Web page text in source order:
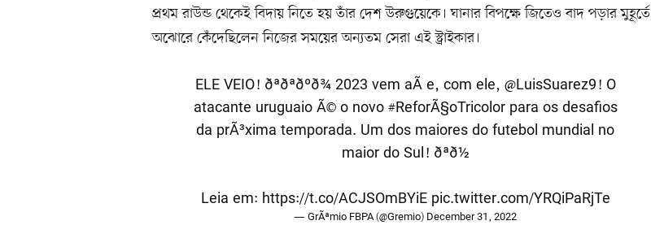
প্রথম রাউন্ড থেকেই বিদায় নিতে হয় তাঁর দেশ উরুগুয়েকে। ঘানার বিপক্ষে জিতেও বাদ পড়ার মুহূর্তে
অঝোরে কেঁদেছিলেন নিজের সময়ের অন্যতম সেরা এই স্ট্রাইকার।
ELE VEIO! ðªðªðºð¾ 2023 vem aÃ­ e, com ele, @LuisSuarez9! O
atacante uruguaio Ã© o novo #ReforÃ§oTricolorpara os desafios
da prÃ³xima temporada. Um dos maiores do futebol mundial no
maior do Sul! ðªð½
Leia em: https://t.co/ACJSOmBYiE pic.twitter.com/YRQiPaRjTe
— GrÃªmio FBPA (@Gremio) December 31, 2022